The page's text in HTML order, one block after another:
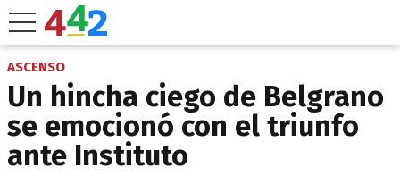
ASCENSO
Un hincha ciego de Belgrano
se emocionó con el triunfo
ante Instituto